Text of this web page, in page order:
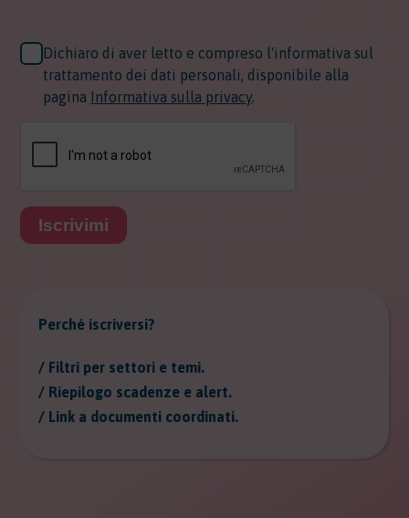
Dichiaro di aver letto e compreso l'informativa sul
trattamento dei dati personali, disponibile alla
pagina Informativa sulla privacy.
Iscrivimi
Perché iscriversi?
/ Filtri per settori e temi.
/ Riepilogo scadenze e alert.
/ Link a documenti coordinati.